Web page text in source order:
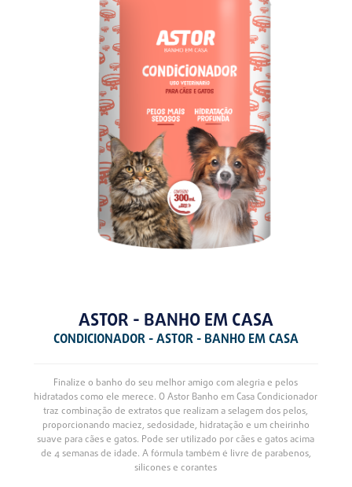
ASTOR - BANHO EM CASA
CONDICIONADOR - ASTOR - BANHO EM CASA
Finalize o banho do seu melhor amigo com alegria e pelos
hidratados como ele merece. O Astor Banho em Casa Condicionador
traz combinação de extratos que realizam a selagem dos pelos,
proporcionando maciez, sedosidade, hidratação e um cheirinho
suave para cães e gatos. Pode ser utilizado por cães e gatos acima
de 4 semanas de idade. A fórmula também é livre de parabenos,
silicones e corantes